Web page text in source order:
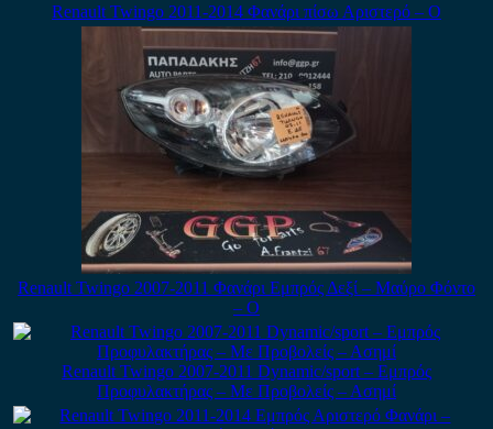
Renault Twingo 2011-2014 Φανάρι πίσω Αριστερό – Ο
Renault Twingo 2007-2011 Φανάρι Εμπρός Δεξί – Μαύρο Φόντο
– Ο
Renault Twingo 2007-2011 Dynamic/sport – Εμπρός
Προφυλακτήρας – Με Προβολείς – Ασημί